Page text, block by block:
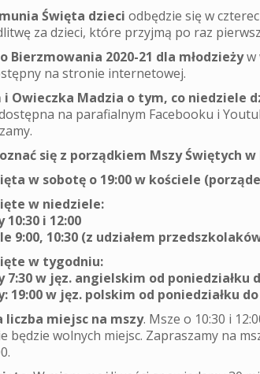
Święta dzieci odbędzie się w
za dzieci, które przyjmą po raz
Bierzmowania 2020-21 dla młodzieżyw
na stronie internetowej.
i Owieczka Madzia o tym, co niedziele
na parafialnym Facebooku i
się z porządkiem Mszy Świętych
w sobotę o 19:00 w kościele
w niedziele:
i 12:00
9:00, 10:30 (z udziałem
w tygodniu:
7:30 w jęz. angielskim od poniedziałku
19:00 w jęz. polskim od poniedziałku
liczba miejsc na mszy. Msze o 10:30 i
będzie wolnych miejsc. Zapraszamy na